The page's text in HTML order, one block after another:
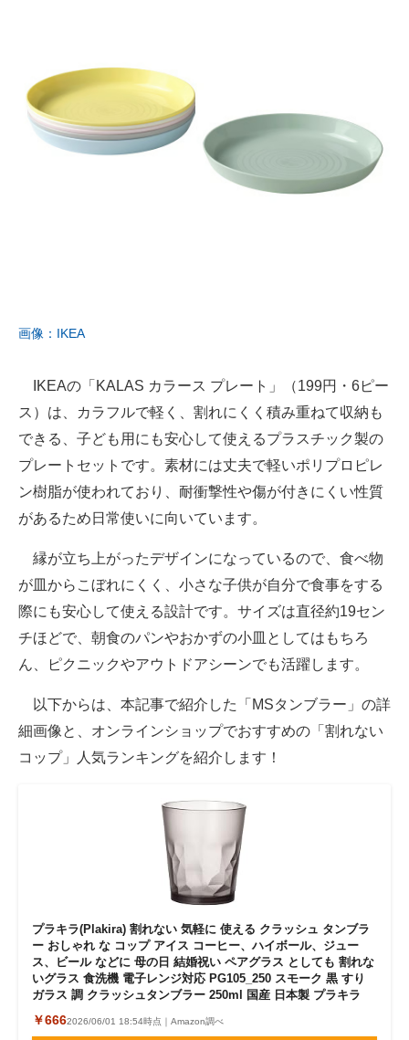
画像：IKEA
IKEAの「KALAS カラース プレート」（199円・6ピー
ス）は、カラフルで軽く、割れにくく積み重ねて収納も
できる、子ども用にも安心して使えるプラスチック製の
プレートセットです。素材には丈夫で軽いポリプロピレ
ン樹脂が使われており、耐衝撃性や傷が付きにくい性質
があるため日常使いに向いています。
縁が立ち上がったデザインになっているので、食べ物
が皿からこぼれにくく、小さな子供が自分で食事をする
際にも安心して使える設計です。サイズは直径約19セン
チほどで、朝食のパンやおかずの小皿としてはもちろ
ん、ピクニックやアウトドアシーンでも活躍します。
以下からは、本記事で紹介した「MSタンブラー」の詳
細画像と、オンラインショップでおすすめの「割れない
コップ」人気ランキングを紹介します！
プラキラ(Plakira) 割れない 気軽に 使える クラッシュ タンブラ
ー おしゃれ な コップ アイス コーヒー、ハイボール、ジュー
ス、ビール などに 母の日 結婚祝い ペアグラス としても 割れな
いグラス 食洗機 電子レンジ対応 PG105_250 スモーク 黒 すり
ガラス 調 クラッシュタンブラー 250ml 国産 日本製 プラキラ
￥6662026/06/01 18:54時点｜Amazon調べ